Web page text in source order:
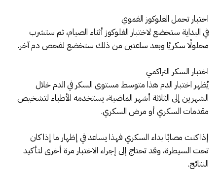
اختبار تحمل الغلوكوز الفموي
في البداية ستخضع لاختبار الغلوكوز أثناء الصيام، ثم ستشرب
محلولًا سكريًا وبعد ساعتين من ذلك ستخضع لفحص دم آخر.
اختبار السكر التراكمي
يُظهر اختبار الدم هذا متوسط مستوى السكر في الدم خلال
الشهرين إلى الثلاثة أشهر الماضية، يستخدمه الأطباء لتشخيص
مقدمات السكري أو مرض السكري.
إذا كنت مصابًا بداء السكري فهذا يساعد في إظهار ما إذا كان
تحت السيطرة، وقد تحتاج إلى إجراء الاختبار مرة أخرى لتأكيد
النتائج.